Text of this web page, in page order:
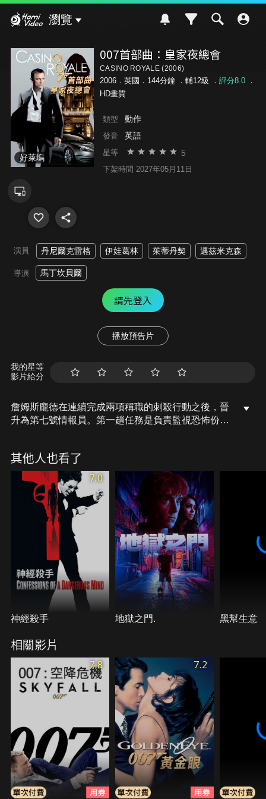
瀏覽
好萊塢
007首部曲：皇家夜總會
CASINO ROYALE (2006)
2006．英國．144分鐘 ． 輔12級 ． 評分8.0．
HD畫質
類型 動作
發音 英語
星等 5
下架時間 2027年05月11日
演員 丹尼爾克雷格 伊娃葛林 茱蒂丹契 邁茲米克森
導演 馬丁坎貝爾
請先登入
播放預告片
我的星等
影片給分
詹姆斯龐德在連續完成兩項稱職的刺殺行動之後，晉
升為第七號情報員。第一趟任務是負責監視恐怖份子
將參加在皇家夜總會所舉行的巨資撲克大賽。龐德將
赴賭場，在賭局中瓦解邪惡的金錢陰謀...。
其他人也看了
7.0
神經殺手 地獄之門. 黑幫生意
相關影片
7.8 7.2